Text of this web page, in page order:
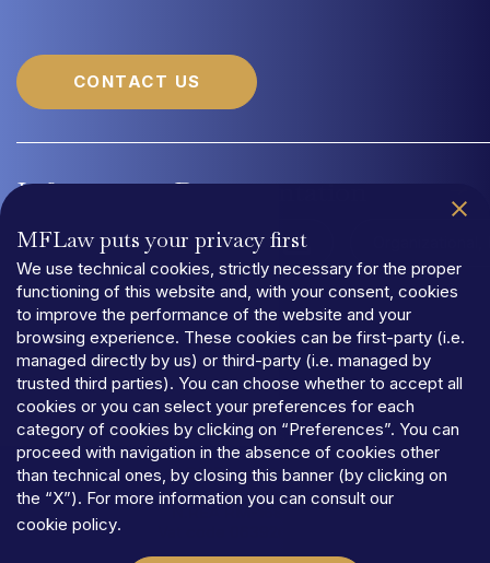
CONTACT US
Information Documentation
Quality Management System UNI EN ISO 9001:2015
PRIVACY
TERMS AND CONDITIONS
COOKIES
©MFLaw StapA
Share capital € 100.000,00
RM-1684541
MFLaw puts your privacy first
We use technical cookies, strictly necessary for the proper
functioning of this website and, with your consent, cookies
to improve the performance of the website and your
browsing experience. These cookies can be first-party (i.e.
managed directly by us) or third-party (i.e. managed by
trusted third parties). You can choose whether to accept all
cookies or you can select your preferences for each
category of cookies by clicking on “Preferences”. You can
proceed with navigation in the absence of cookies other
than technical ones, by closing this banner (by clicking on
the “X”). For more information you can consult our
cookie policy.